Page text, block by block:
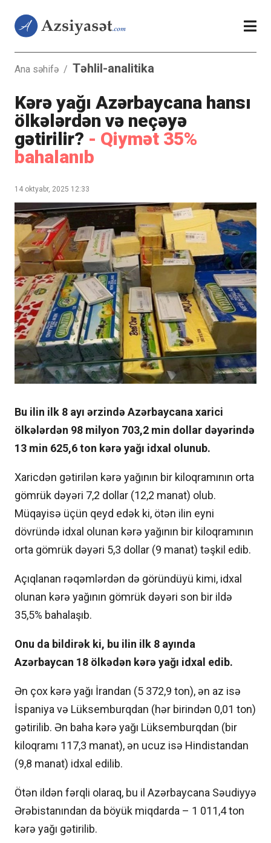
Ana səhifə / Təhlil-analitika
Kərə yağı Azərbaycana hansı
ölkələrdən və neçəyə
gətirilir? - Qiymət 35%
bahalanıb
14 oktyabr, 2025 12:33
Bu ilin ilk 8 ayı ərzində Azərbaycana xarici
ölkələrdən 98 milyon 703,2 min dollar dəyərində
13 min 625,6 ton kərə yağı idxal olunub.
Xaricdən gətirilən kərə yağının bir kiloqramının orta
gömrük dəyəri 7,2 dollar (12,2 manat) olub.
Müqayisə üçün qeyd edək ki, ötən ilin eyni
dövründə idxal olunan kərə yağının bir kiloqramının
orta gömrük dəyəri 5,3 dollar (9 manat) təşkil edib.
Açıqlanan rəqəmlərdən də göründüyü kimi, idxal
olunan kərə yağının gömrük dəyəri son bir ildə
35,5% bahalaşıb.
Onu da bildirək ki, bu ilin ilk 8 ayında
Azərbaycan 18 ölkədən kərə yağı idxal edib.
Ən çox kərə yağı İrandan (5 372,9 ton), ən az isə
İspaniya və Lüksemburqdan (hər birindən 0,01 ton)
gətirilib. Ən baha kərə yağı Lüksemburqdan (bir
kiloqramı 117,3 manat), ən ucuz isə Hindistandan
(9,8 manat) idxal edilib.
Ötən ildən fərqli olaraq, bu il Azərbaycana Səudiyyə
Ərəbistanından da böyük miqdarda – 1 011,4 ton
kərə yağı gətirilib.